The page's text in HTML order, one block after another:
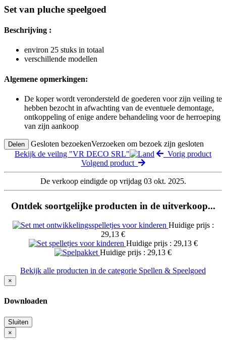
Set van pluche speelgoed
Beschrijving :
environ 25 stuks in totaal
verschillende modellen
Algemene opmerkingen:
De koper wordt verondersteld de goederen voor zijn veiling te
hebben bezocht in afwachting van de eventuele demontage,
ontkoppeling of enige andere behandeling voor de herroeping
van zijn aankoop
Delen Gesloten bezoekenVerzoeken om bezoek zijn gesloten
Bekijk de veilng "VR DECO SRL"
Vorig product
Volgend product
De verkoop eindigde op vrijdag 03 okt. 2025.
Ontdek soortgelijke producten in de uitverkoop...
Huidige prijs :
29,13 €
Huidige prijs : 29,13 €
Huidige prijs : 29,13 €
Bekijk alle producten in de categorie Spellen & Speelgoed
×
Downloaden
Sluiten
×